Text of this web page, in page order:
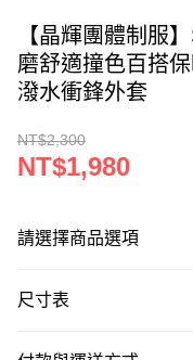
【晶輝團體制服
磨舒適撞色百搭
潑水衝鋒外套
NT$2,300
NT$1,980
請選擇商品選項
尺寸表